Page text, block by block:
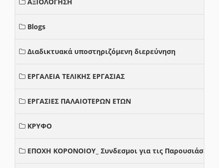
Blogs
Διαδικτυακά υποστηριζόμενη διερεύνηση
ΕΡΓΑΛΕΙΑ ΤΕΛΙΚΗΣ ΕΡΓΑΣΙΑΣ
ΕΡΓΑΣΙΕΣ ΠΑΛΑΙΟΤΕΡΩΝ ΕΤΩΝ
ΚΡΥΦΟ
ΕΠΟΧΗ ΚΟΡΟΝΟΙΟΥ_ Συνδεσμοι για τις Παρουσιάσεις